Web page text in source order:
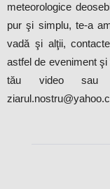
meteorologice
pur şi simplu, te-a
vadă şi alţii,
astfel de eveniment
tău video sau